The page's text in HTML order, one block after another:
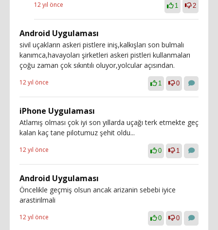
12 yıl önce 1 2
Android Uygulaması
sivil uçakların askeri pistlere iniş,kalkışları son bulmalı
kanımca,havayoları şirketleri askeri pistleri kullanmaları
çoğu zaman çok sıkıntılı oluyor,yolcular açısından.
12 yıl önce 1 0
iPhone Uygulaması
Atlamış olması çok iyi son yıllarda uçağı terk etmekte geç
kalan kaç tane pilotumuz şehit oldu...
12 yıl önce 0 1
Android Uygulaması
Öncelikle geçmiş olsun ancak arizanin sebebi iyice
arastirilmali
12 yıl önce 0 0